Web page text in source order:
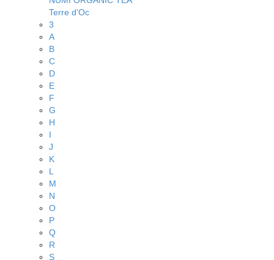
Terre d'Oc
3
A
B
C
D
E
F
G
H
I
J
K
L
M
N
O
P
Q
R
S